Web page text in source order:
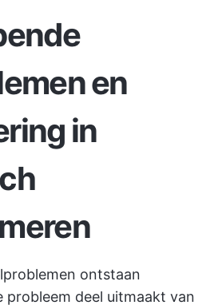
en
in
ontstaan
deel uitmaakt van